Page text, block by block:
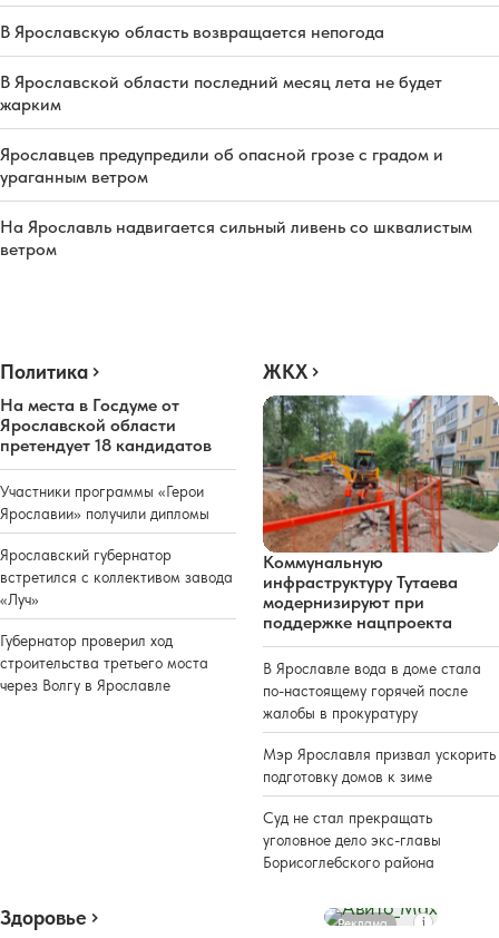
В Ярославскую область возвращается непогода
В Ярославской области последний месяц лета не будет
жарким
Ярославцев предупредили об опасной грозе с градом и
ураганным ветром
На Ярославль надвигается сильный ливень со шквалистым
ветром
Политика
На места в Госдуме от
Ярославской области
претендует 18 кандидатов
Участники программы «Герои
Ярославии» получили дипломы
Ярославский губернатор
встретился с коллективом завода
«Луч»
Губернатор проверил ход
строительства третьего моста
через Волгу в Ярославле
ЖКХ
Коммунальную
инфраструктуру Тутаева
модернизируют при
поддержке нацпроекта
В Ярославле вода в доме стала
по-настоящему горячей после
жалобы в прокуратуру
Мэр Ярославля призвал ускорить
подготовку домов к зиме
Суд не стал прекращать
уголовное дело экс-главы
Борисоглебского района
Здоровье Реклама